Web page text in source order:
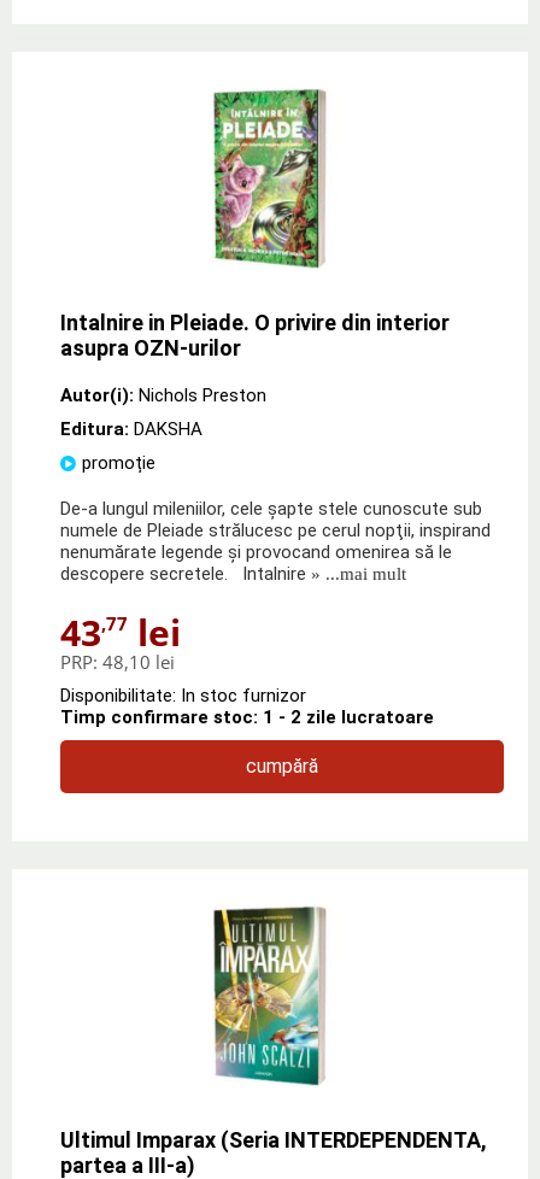
Intalnire in Pleiade. O privire din interior
asupra OZN-urilor
Autor(i): Nichols Preston
Editura: DAKSHA
promoție
De-a lungul mileniilor, cele şapte stele cunoscute sub
numele de Pleiade strălucesc pe cerul nopţii, inspirand
nenumărate legende şi provocand omenirea să le
descopere secretele. Intalnire » ...mai mult
43,77 lei
PRP: 48,10 lei
Disponibilitate: In stoc furnizor
Timp confirmare stoc: 1 - 2 zile lucratoare
cumpără
Ultimul Imparax (Seria INTERDEPENDENTA,
partea a III-a)